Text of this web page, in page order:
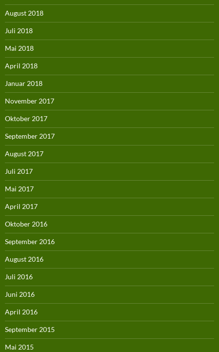
August 2018
Juli 2018
Mai 2018
April 2018
Januar 2018
November 2017
Oktober 2017
September 2017
August 2017
Juli 2017
Mai 2017
April 2017
Oktober 2016
September 2016
August 2016
Juli 2016
Juni 2016
April 2016
September 2015
Mai 2015